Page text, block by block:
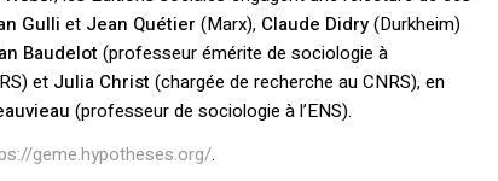
Gulli et Jean Quétier (Marx), Claude Didry(Durkheim)
Baudelot (professeur émérite de sociologie à
et Julia Christ (chargée de recherche au CNRS), en
(professeur de sociologie à l’ENS).
geme.hypotheses.org/.